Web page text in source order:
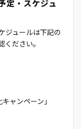
定・スケジュ
ジュールは下記の
ください。
ャンペーン」